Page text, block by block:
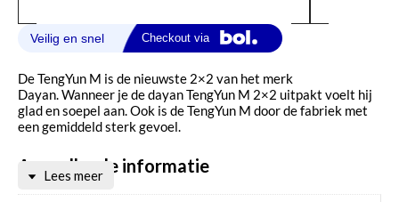
De TengYun M is de nieuwste 2×2 van het merk
Dayan. Wanneer je de dayan TengYun M 2×2 uitpakt voelt hij
glad en soepel aan. Ook is de TengYun M door de fabriek met
een gemiddeld sterk gevoel.
Aanvullende informatie
Lees meer